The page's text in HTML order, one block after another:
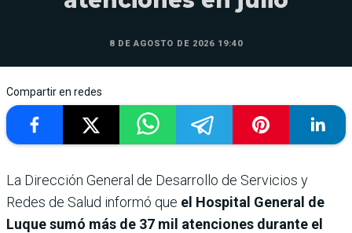
8 DE AGOSTO DE 2026 19:40
Compartir en redes
La Dirección General de Desarrollo de Servicios y
Redes de Salud informó que el Hospital General de
Luque sumó más de 37 mil atenciones durante el